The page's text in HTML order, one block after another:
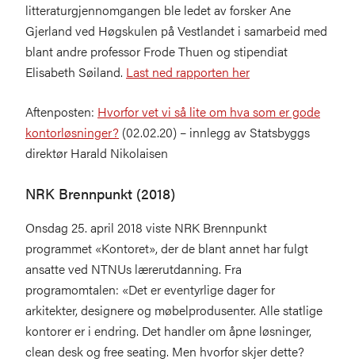
litteraturgjennomgangen ble ledet av forsker Ane
Gjerland ved Høgskulen på Vestlandet i samarbeid med
blant andre professor Frode Thuen og stipendiat
Elisabeth Søiland. Last ned rapporten her
Aftenposten: Hvorfor vet vi så lite om hva som er gode
kontorløsninger? (02.02.20) – innlegg av Statsbyggs
direktør Harald Nikolaisen
NRK Brennpunkt (2018)
Onsdag 25. april 2018 viste NRK Brennpunkt
programmet «Kontoret», der de blant annet har fulgt
ansatte ved NTNUs lærerutdanning. Fra
programomtalen: «Det er eventyrlige dager for
arkitekter, designere og møbelprodusenter. Alle statlige
kontorer er i endring. Det handler om åpne løsninger,
clean desk og free seating. Men hvorfor skjer dette?